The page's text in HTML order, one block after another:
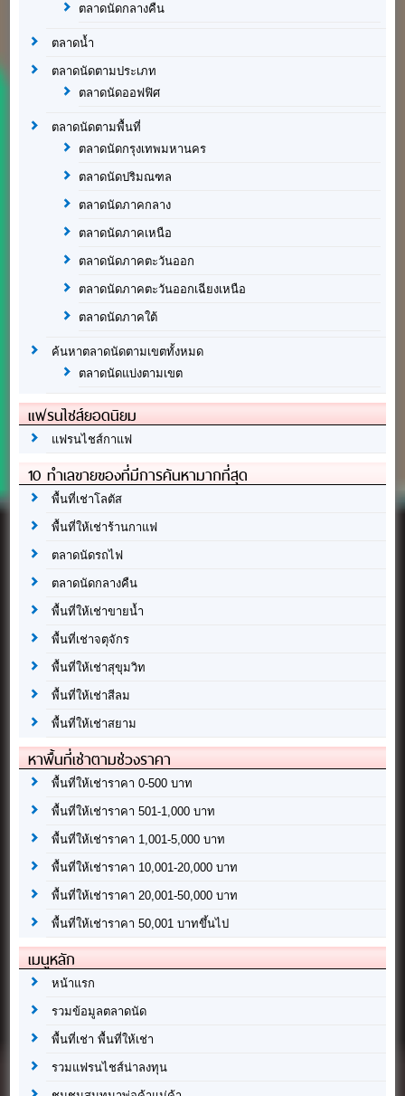
ตลาดนัดกลางคืน
ตลาดน้ำ
ตลาดนัดตามประเภท
ตลาดนัดออฟฟิศ
ตลาดนัดตามพื้นที่
ตลาดนัดกรุงเทพมหานคร
ตลาดนัดปริมณฑล
ตลาดนัดภาคกลาง
ตลาดนัดภาคเหนือ
ตลาดนัดภาคตะวันออก
ตลาดนัดภาคตะวันออกเฉียงเหนือ
ตลาดนัดภาคใต้
ค้นหาตลาดนัดตามเขตทั้งหมด
ตลาดนัดแบ่งตามเขต
แฟรนไชส์ยอดนิยม
แฟรนไชส์กาแฟ
10 ทำเลขายของที่มีการค้นหามากที่สุด
พื้นที่เช่าโลตัส
พื้นที่ให้เช่าร้านกาแฟ
ตลาดนัดรถไฟ
ตลาดนัดกลางคืน
พื้นที่ให้เช่าขายน้ำ
พื้นที่เช่าจตุจักร
พื้นที่ให้เช่าสุขุมวิท
พื้นที่ให้เช่าสีลม
พื้นที่ให้เช่าสยาม
หาพื้นที่เช่าตามช่วงราคา
พื้นที่ให้เช่าราคา 0-500 บาท
พื้นที่ให้เช่าราคา 501-1,000 บาท
พื้นที่ให้เช่าราคา 1,001-5,000 บาท
พื้นที่ให้เช่าราคา 10,001-20,000 บาท
พื้นที่ให้เช่าราคา 20,001-50,000 บาท
พื้นที่ให้เช่าราคา 50,001 บาทขึ้นไป
เมนูหลัก
หน้าแรก
รวมข้อมูลตลาดนัด
พื้นที่เช่า พื้นที่ให้เช่า
รวมแฟรนไชส์น่าลงทุน